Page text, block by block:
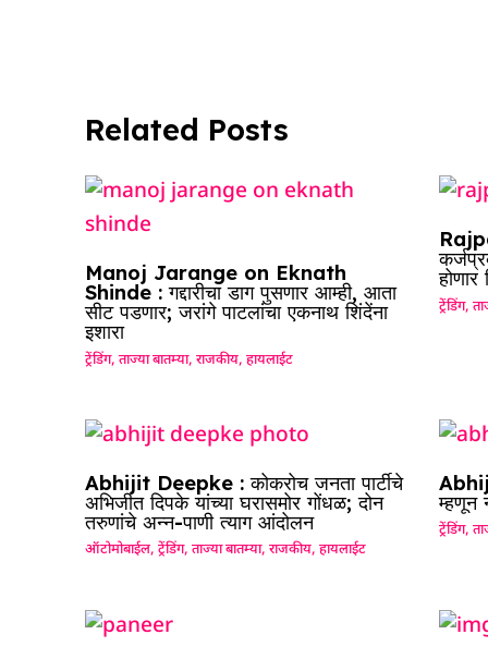
k
Related Posts
Manoj Jarange on Eknath
Shinde : गद्दारीचा डाग पुसणार आम्ही, आता
सीट पडणार; जरांगे पाटलांचा एकनाथ शिंदेंना
इशारा
ट्रेंडिंग,ताज्या बातम्या,राजकीय,हायलाईट
होणार
ट्रेंडिंग,
Abhijit Deepke : कोकरोच जनता पार्टीचे
अभिजीत दिपके यांच्या घरासमोर गोंधळ; दोन
तरुणांचे अन्न-पाणी त्याग आंदोलन
ऑटोमोबाईल,ट्रेंडिंग,ताज्या बातम्या,राजकीय,हायलाईट
म्हणून
ट्रेंडिंग,